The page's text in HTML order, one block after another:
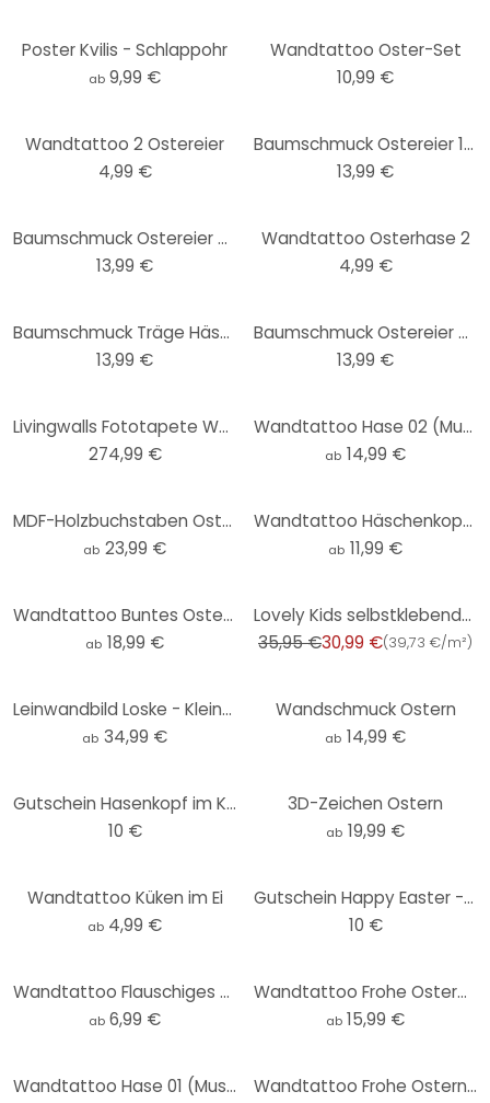
Poster Kvilis - Schlappohr
ab 9,99 €
Wandtattoo Oster-Set
10,99 €
Wandtattoo 2 Ostereier
4,99 €
Baumschmuck Ostereier 1 (4-teilig) mit Aufhänger
13,99 €
Baumschmuck Ostereier 2 (4-teilig) mit Aufhänger
13,99 €
Wandtattoo Osterhase 2
4,99 €
Baumschmuck Träge Häschen (4-teilig) mit Aufhänger
13,99 €
Baumschmuck Ostereier mit Hasen (5-teilig) mit Aufhänger
13,99 €
Livingwalls Fototapete Walls by Patel bunny 2
274,99 €
Wandtattoo Hase 02 (Muster)
ab 14,99 €
MDF-Holzbuchstaben Ostern
ab 23,99 €
Wandtattoo Häschenkopf Watercolor
ab 11,99 €
Wandtattoo Buntes Ostereier Set (21-teilig)
ab 18,99 €
Lovely Kids selbstklebende Kinderzimmer Bordüre Chicken Party mit niedlichen Hühnern
35,95 €30,99 €(39,73 €/m²)
Leinwandbild Loske - Kleiner Hase
ab 34,99 €
Wandschmuck Ostern
ab 14,99 €
Gutschein Hasenkopf im Kreis
10 €
3D-Zeichen Ostern
ab 19,99 €
Wandtattoo Küken im Ei
ab 4,99 €
Gutschein Happy Easter - Osternest - bunt
10 €
Wandtattoo Flauschiges Küken
ab 6,99 €
Wandtattoo Frohe Ostereier
ab 15,99 €
Wandtattoo Hase 01 (Muster)
Wandtattoo Frohe Ostern 2